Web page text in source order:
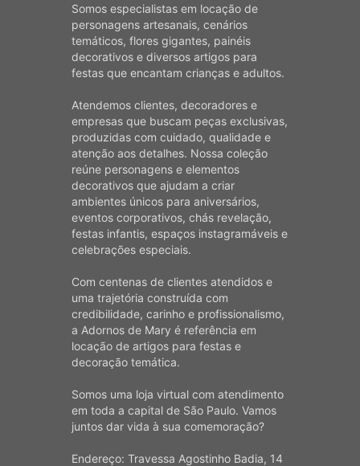
Somos especialistas em locação de
personagens artesanais, cenários
temáticos, flores gigantes, painéis
decorativos e diversos artigos para
festas que encantam crianças e adultos.
Atendemos clientes, decoradores e
empresas que buscam peças exclusivas,
produzidas com cuidado, qualidade e
atenção aos detalhes. Nossa coleção
reúne personagens e elementos
decorativos que ajudam a criar
ambientes únicos para aniversários,
eventos corporativos, chás revelação,
festas infantis, espaços instagramáveis e
celebrações especiais.
Com centenas de clientes atendidos e
uma trajetória construída com
credibilidade, carinho e profissionalismo,
a Adornos de Mary é referência em
locação de artigos para festas e
decoração temática.
Somos uma loja virtual com atendimento
em toda a capital de São Paulo. Vamos
juntos dar vida à sua comemoração?
Endereço: Travessa Agostinho Badia, 14